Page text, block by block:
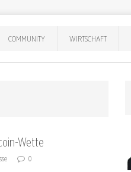
COMMUNITY WIRTSCHAFT
Wette
0